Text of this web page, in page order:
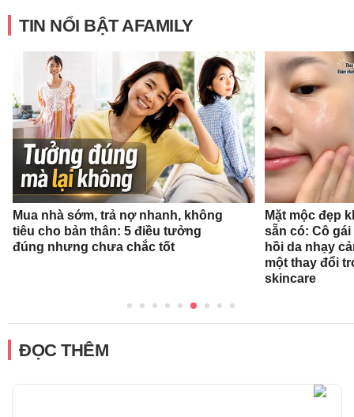
TIN NỔI BẬT AFAMILY
Mua nhà sớm, trả nợ nhanh, không
tiêu cho bản thân: 5 điều tưởng
đúng nhưng chưa chắc tốt
Mặt mộc đẹp
sẵn có: Cô
hồi da nhạy
một thay đổi
skincare
ĐỌC THÊM